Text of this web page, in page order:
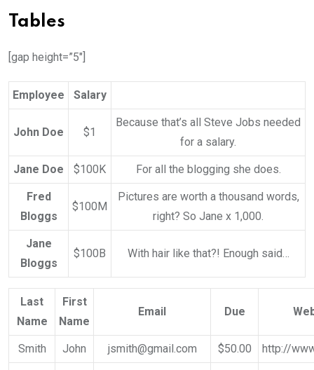
Tables
[gap height=”5″]
Employee Salary
John Doe $1
Because that’s all Steve Jobs needed
for a salary.
Jane Doe $100K For all the blogging she does.
Fred
Bloggs
$100M
Pictures are worth a thousand words,
right? So Jane x 1,000.
Jane
Bloggs
$100B With hair like that?! Enough said…
Last
Name
First
Name
Email Due
Smith John jsmith@gmail.com $50.00 http://